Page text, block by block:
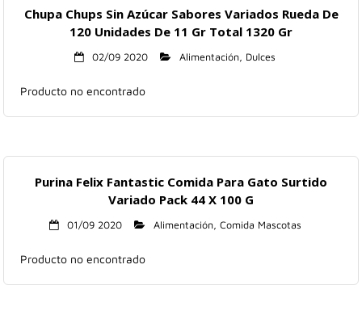
Chupa Chups Sin Azúcar Sabores Variados Rueda De
120 Unidades De 11 Gr Total 1320 Gr
02/09 2020 Alimentación, Dulces
Producto no encontrado
Purina Felix Fantastic Comida Para Gato Surtido
Variado Pack 44 X 100 G
01/09 2020 Alimentación, Comida Mascotas
Producto no encontrado